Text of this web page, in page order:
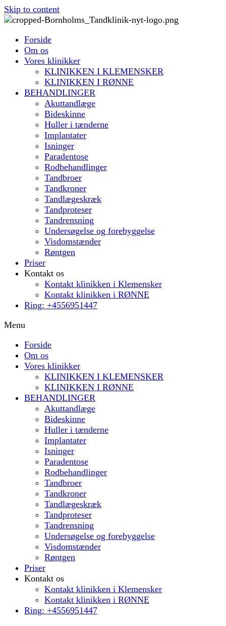
Skip to content
Forside
Om os
Vores klinikker
KLINIKKEN I KLEMENSKER
KLINIKKEN I RØNNE
BEHANDLINGER
Akuttandlæge
Bideskinne
Huller i tænderne
Implantater
Isninger
Paradentose
Rodbehandlinger
Tandbroer
Tandkroner
Tandlægeskræk
Tandproteser
Tandrensning
Undersøgelse og forebyggelse
Visdomstænder
Røntgen
Priser
Kontakt os
Kontakt klinikken i Klemensker
Kontakt klinikken i RØNNE
Ring: +4556951447
Menu
Forside
Om os
Vores klinikker
KLINIKKEN I KLEMENSKER
KLINIKKEN I RØNNE
BEHANDLINGER
Akuttandlæge
Bideskinne
Huller i tænderne
Implantater
Isninger
Paradentose
Rodbehandlinger
Tandbroer
Tandkroner
Tandlægeskræk
Tandproteser
Tandrensning
Undersøgelse og forebyggelse
Visdomstænder
Røntgen
Priser
Kontakt os
Kontakt klinikken i Klemensker
Kontakt klinikken i RØNNE
Ring: +4556951447